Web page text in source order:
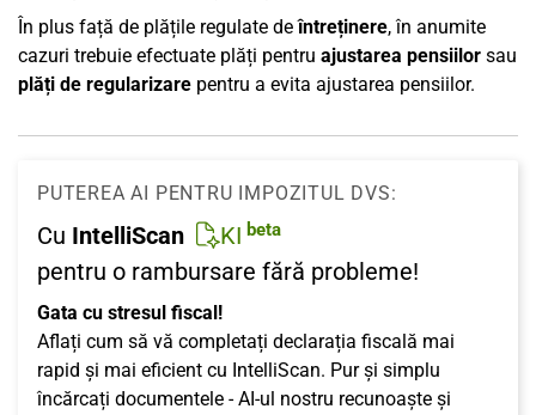
În plus față de plățile regulate deîntreținere, în anumite
cazuri trebuie efectuate plăți pentru ajustarea pensiilor sau
plăți de regularizare pentru a evita ajustarea pensiilor.
PUTEREA AI PENTRU IMPOZITUL DVS:
Cu IntelliScan KI beta
pentru o rambursare fără probleme!
Gata cu stresul fiscal!
Aflați cum să vă completați declarația fiscală mai
rapid și mai eficient cu IntelliScan. Pur și simplu
încărcați documentele - AI-ul nostru recunoaște și